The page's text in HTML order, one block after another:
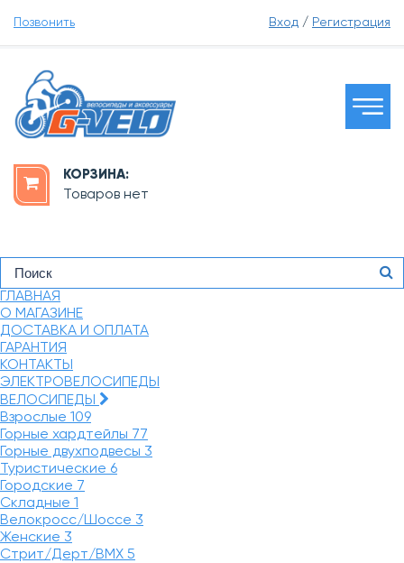
Позвонить Вход / Регистрация
КОРЗИНА:
Товаров нет
ГЛАВНАЯ
О МАГАЗИНЕ
ДОСТАВКА И ОПЛАТА
ГАРАНТИЯ
КОНТАКТЫ
ЭЛЕКТРОВЕЛОСИПЕДЫ
ВЕЛОСИПЕДЫ
Взрослые 109
Горные хардтейлы 77
Горные двухподвесы 3
Туристические 6
Городские 7
Складные 1
Велокросс/Шоссе 3
Женские 3
Стрит/Дерт/BMX 5